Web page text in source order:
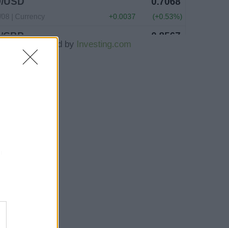
Powered by Investing.com